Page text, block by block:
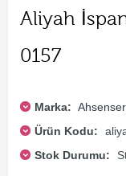
Aliyah
0157
Marka:
Ürün Kodu:
Stok Durumu: